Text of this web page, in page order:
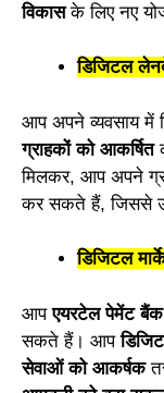
विकासके लिए नए
डिजिटल
आप अपने व्यवसाय में
ग्राहकों को आकर्षित
मिलकर, आप अपने
कर सकते हैं, जिससे
डिजिटल
आपएयरटेल पेमेंट बैंक
सकते हैं। आप
सेवाओं को आकर्षक